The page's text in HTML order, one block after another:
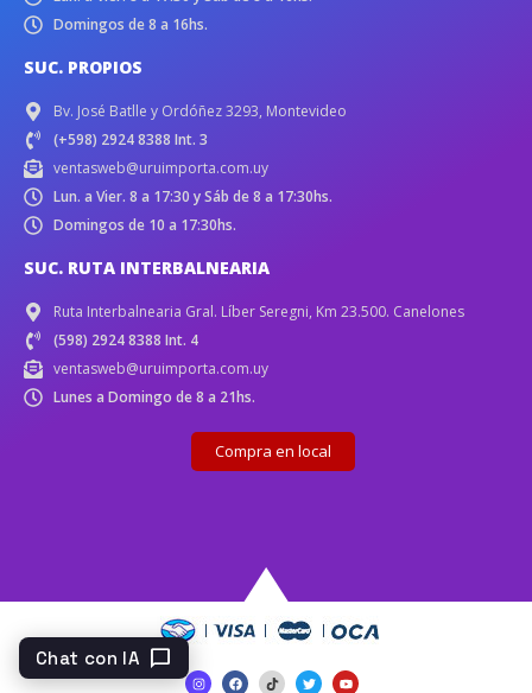
Domingos de 8 a 16hs.
SUC. PROPIOS
Bv. José Batlle y Ordóñez 3293, Montevideo
(+598) 2924 8388 Int. 3
ventasweb@uruimporta.com.uy
Lun. a Vier. 8 a 17:30 y Sáb de 8 a 17:30hs.
Domingos de 10 a 17:30hs.
SUC. RUTA INTERBALNEARIA
Ruta Interbalnearia Gral. Líber Seregni, Km 23.500. Canelones
(598) 2924 8388 Int. 4
ventasweb@uruimporta.com.uy
Lunes a Domingo de 8 a 21hs.
Compra en local
Chat con IA chat_bubble